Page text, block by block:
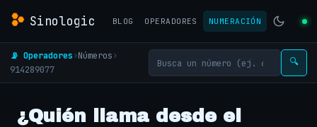
Sinologic BLOG OPERADORES NUMERACIÓN
📡 Operadores›Números›
914289077
🔍
¿Quién llama desde el